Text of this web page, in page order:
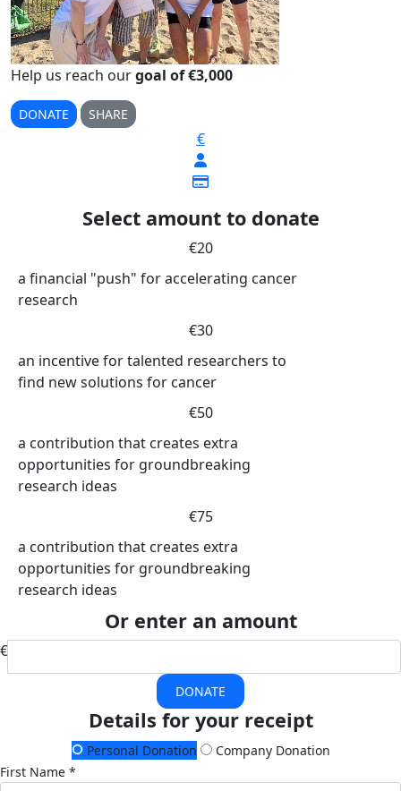
Help us reach ourgoal of €3,000
DONATE SHARE
€
Select amount to donate
€20
a financial "push" for accelerating cancer
research
€30
an incentive for talented researchers to
find new solutions for cancer
€50
a contribution that creates extra
opportunities for groundbreaking
research ideas
€75
a contribution that creates extra
opportunities for groundbreaking
research ideas
Or enter an amount
€
DONATE
Details for your receipt
Personal Donation
Company Donation
First Name *